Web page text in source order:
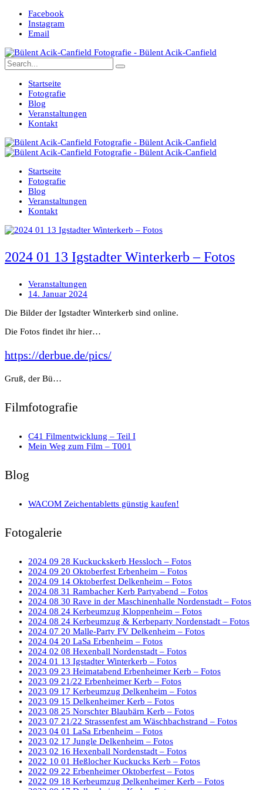
Facebook
Instagram
Email
Startseite
Fotografie
Blog
Veranstaltungen
Kontakt
Startseite
Fotografie
Blog
Veranstaltungen
Kontakt
2024 01 13 Igstadter Winterkerb – Fotos
Veranstaltungen
14. Januar 2024
Die Bilder der Igstadter Winterkerb sind online.
Die Fotos findet ihr hier…
https://derbue.de/pics/
Gruß, der Bü…
Filmfotografie
C41 Filmentwicklung – Teil I
Mein Weg zum Film – T001
Blog
WACOM Zeichentabletts günstig kaufen!
Fotogalerie
2024 09 28 Kuckuckskerb Hessloch – Fotos
2024 09 20 Oktoberfest Erbenheim – Fotos
2024 09 14 Oktoberfest Delkenheim – Fotos
2024 08 31 Rambacher Kerb Partyabend – Fotos
2024 08 30 Rave in der Maschinenhalle Nordenstadt – Fotos
2024 08 24 Kerbeumzug Kloppenheim – Fotos
2024 08 24 Kerbeumzug & Kerbeparty Nordenstadt – Fotos
2024 07 20 Malle-Party FV Delkenheim – Fotos
2024 04 20 LaSa Erbenheim – Fotos
2024 02 08 Hexenball Nordenstadt – Fotos
2024 01 13 Igstadter Winterkerb – Fotos
2023 09 23 Heimatabend Erbenheimer Kerb – Fotos
2023 09 21/22 Erbenheimer Kerb – Fotos
2023 09 17 Kerbeumzug Delkenheim – Fotos
2023 09 15 Delkenheimer Kerb – Fotos
2023 08 25 Norschter Blaubärn Kerb – Fotos
2023 07 21/22 Strassenfest am Wäschbachstrand – Fotos
2023 04 01 LaSa Erbenheim – Fotos
2023 02 17 Jungle Delkenheim – Fotos
2023 02 16 Hexenball Nordenstadt – Fotos
2022 10 01 Heßlocher Kuckucks Kerb – Fotos
2022 09 22 Erbenheimer Oktoberfest – Fotos
2022 09 18 Kerbeumzug Delkenheimer Kerb – Fotos